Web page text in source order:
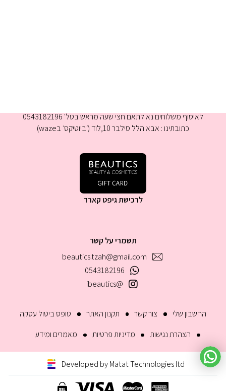
החשבון שלי צור קשר תקנון האתר
טופס ביטול עסקה
הצהרת נגישות
מדיניות פרטיות מאמרים ומידע
תשמרי על קשר
beautics.tzah@gmail.com
0543182196
@ibeautics
לאיסוף משלוחים נא לתאם חצי שעה מראש בטל' 0543182196
כתובתינו : אבא הלל סילבר 10,לוד (׳ביוטיקס׳ בwaze)
לרכישת גיפט קארד
Developed by Matat Technologies ltd